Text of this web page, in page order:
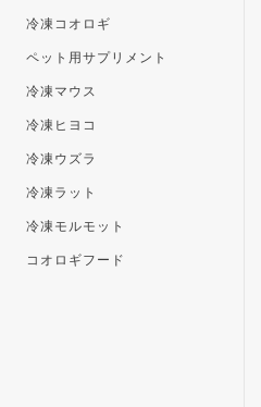
冷凍コオロギ
ペット用サプリメント
冷凍マウス
冷凍ヒヨコ
冷凍ウズラ
冷凍ラット
冷凍モルモット
コオロギフード